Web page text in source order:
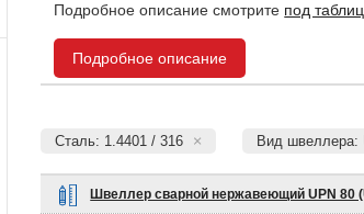
Подробное описание смотрите под
Подробное описание
Сталь: 1.4401 / 316 Вид швеллера:
Швеллер сварной нержавеющий UPN 80